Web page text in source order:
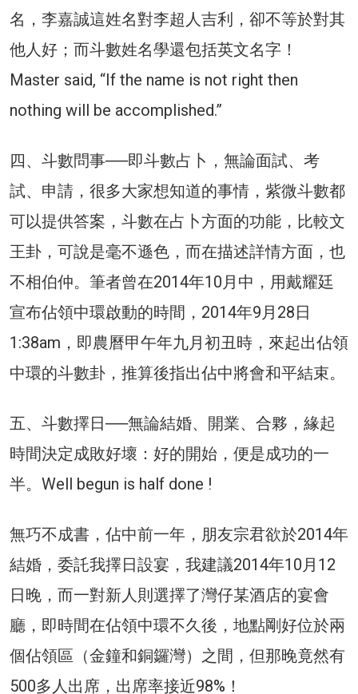
名，李嘉誠這姓名對李超人吉利，卻不等於對其
他人好；而斗數姓名學還包括英文名字！
Master said, “If the name is not right then
nothing will be accomplished.”
四、斗數問事──即斗數占卜，無論面試、考
試、申請，很多大家想知道的事情，紫微斗數都
可以提供答案，斗數在占卜方面的功能，比較文
王卦，可說是毫不遜色，而在描述詳情方面，也
不相伯仲。筆者曾在2014年10月中，用戴耀廷
宣布佔領中環啟動的時間，2014年9月28日
1:38am，即農曆甲午年九月初丑時，來起出佔領
中環的斗數卦，推算後指出佔中將會和平結束。
五、斗數擇日──無論結婚、開業、合夥，緣起
時間決定成敗好壞：好的開始，便是成功的一
半。Well begun is half done !
無巧不成書，佔中前一年，朋友宗君欲於2014年
結婚，委託我擇日設宴，我建議2014年10月12
日晚，而一對新人則選擇了灣仔某酒店的宴會
廳，即時間在佔領中環不久後，地點剛好位於兩
個佔領區（金鐘和銅鑼灣）之間，但那晚竟然有
500多人出席，出席率接近98%！